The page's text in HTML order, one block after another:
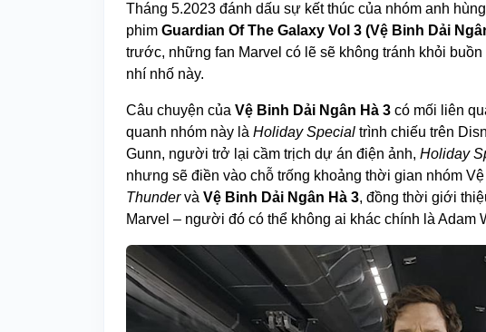
Tháng 5.2023 đánh dấu sự kết thúc của nhóm anh
phim Guardian Of The Galaxy Vol 3 (Vệ Binh Dải
trước, những fan Marvel có lẽ sẽ không tránh khỏi
nhí nhố này.
Câu chuyện của Vệ Binh Dải Ngân Hà 3 có mối liên
quanh nhóm này là Holiday Special trình chiếu trên
Gunn, người trở lại cầm trịch dự án điện ảnh, Holiday
nhưng sẽ điền vào chỗ trống khoảng thời gian nhóm
Thundervà Vệ Binh Dải Ngân Hà 3, đồng thời giới
Marvel – người đó có thể không ai khác chính là Adam